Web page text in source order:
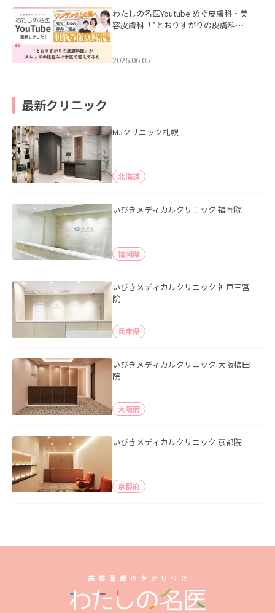
わたしの名医Youtube めぐ皮膚科・美
容皮膚科「”とおりすがりの皮膚科
2026.06.05
最新クリニック
MJクリニック札幌
北海道
いびきメディカルクリニック 福岡院
福岡県
いびきメディカルクリニック 神戸三宮
院
兵庫県
いびきメディカルクリニック 大阪梅田
院
大阪府
いびきメディカルクリニック 京都院
京都府